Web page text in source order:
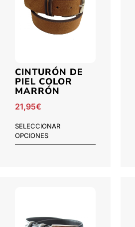
CINTURÓN DE
PIEL COLOR
MARRÓN
21,95€
SELECCIONAR
OPCIONES